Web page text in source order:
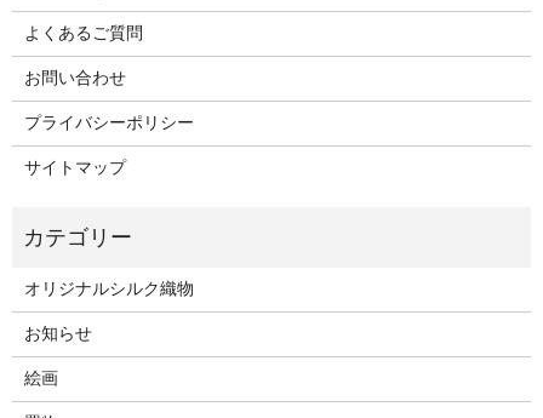
よくあるご質問
お問い合わせ
プライバシーポリシー
サイトマップ
オリジナルシルク織物
お知らせ
絵画